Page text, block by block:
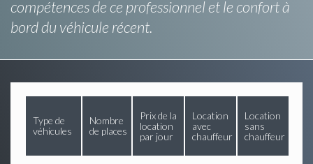
compétences de ce professionnel et le confort à
bord du véhicule récent.
Type de
véhicules
Nombre
de places
Prix de la
location
par jour
Location
avec
chauffeur
Location
sans
chauffeur